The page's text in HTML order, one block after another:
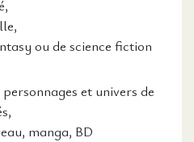
ou de science fiction
et univers de
manga, BD